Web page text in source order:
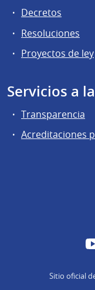
Decretos
Resoluciones
Proyectos de ley
Servicios a
Transparencia
Acreditaciones
Sitio oficial